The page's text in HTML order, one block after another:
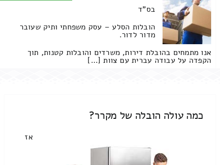
בס"ד
הובלות הסלע – עסק משפחתי ותיק שעובר
מדור לדור.
אנו מתמחים בהובלת דירות, משרדים והובלות קטנות, תוך
הקפדה על עבודה עברית עם צוות […]
כמה עולה הובלה של מקרר?
אז